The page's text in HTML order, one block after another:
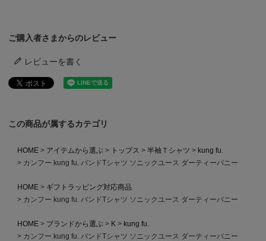
ご購入者さまからのレビュー
レビューを書く
この商品が属するカテゴリ
HOME アイテムから選ぶ トップス 半袖Ｔシャツ
kung fu.
カンフー kung fu. バンドTシャツ ソニックユース ダーティーバニー
HOME
ギフトラッピング対応商品
カンフー kung fu. バンドTシャツ ソニックユース ダーティーバニー
HOME ブランドから選ぶ K
kung fu.
カンフー kung fu. バンドTシャツ ソニックユース ダーティーバニー